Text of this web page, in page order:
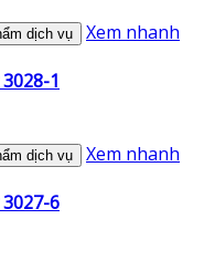
dịch vụ Xem nhanh
1
dịch vụ Xem nhanh
6